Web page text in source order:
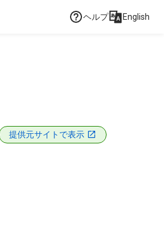
ヘルプ English
提供元サイトで表示